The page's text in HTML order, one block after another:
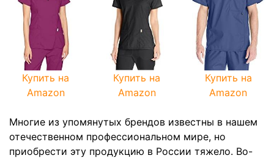
Купить на
Amazon
Купить на
Amazon
Купить на
Amazon
Многие из упомянутых брендов известны в нашем
отечественном профессиональном мире, но
приобрести эту продукцию в России тяжело. Во-